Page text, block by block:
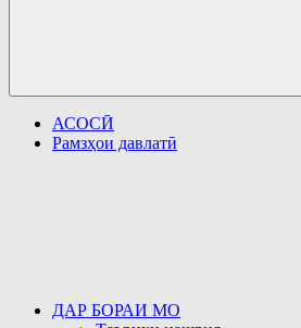
АСОСӢ
Рамзҳои давлатӣ
ДАР БОРАИ МО